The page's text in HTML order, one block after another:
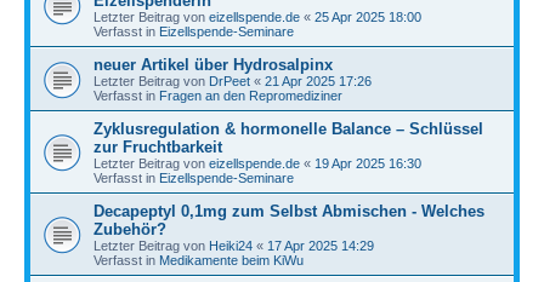
Letzter Beitrag von eizellspende.de « 25 Apr 2025 18:00
Verfasst in Eizellspende-Seminare
neuer Artikel über Hydrosalpinx
Letzter Beitrag von DrPeet « 21 Apr 2025 17:26
Verfasst in Fragen an den Repromediziner
Zyklusregulation & hormonelle Balance – Schlüssel
zur Fruchtbarkeit
Letzter Beitrag von eizellspende.de « 19 Apr 2025 16:30
Verfasst in Eizellspende-Seminare
Decapeptyl 0,1mg zum Selbst Abmischen - Welches
Zubehör?
Letzter Beitrag von Heiki24 « 17 Apr 2025 14:29
Verfasst in Medikamente beim KiWu